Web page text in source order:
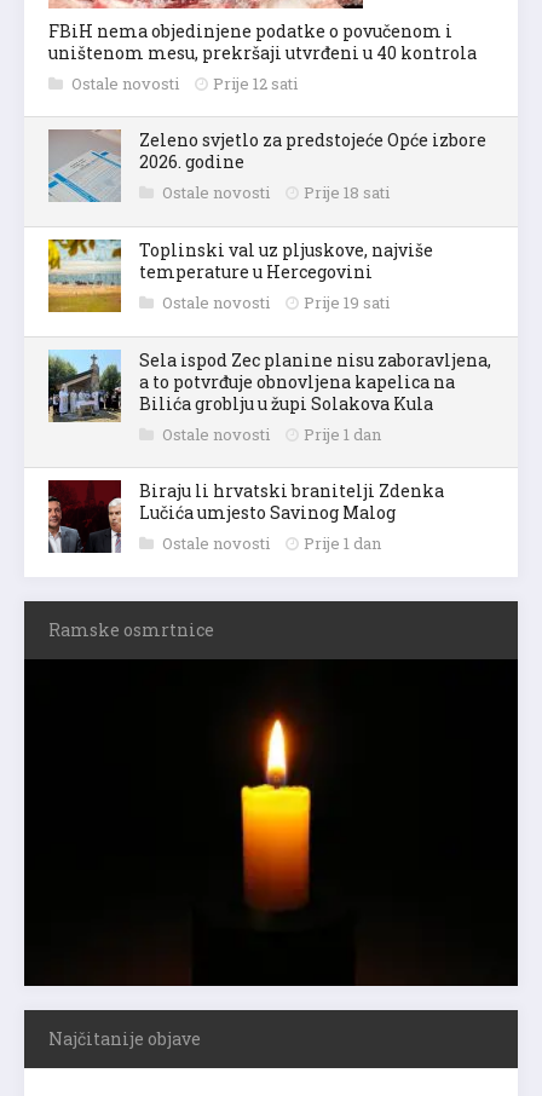
FBiH nema objedinjene podatke o povučenom i
uništenom mesu, prekršaji utvrđeni u 40 kontrola
Ostale novosti Prije 12 sati
Zeleno svjetlo za predstojeće Opće izbore
2026. godine
Ostale novosti Prije 18 sati
Toplinski val uz pljuskove, najviše
temperature u Hercegovini
Ostale novosti Prije 19 sati
Sela ispod Zec planine nisu zaboravljena,
a to potvrđuje obnovljena kapelica na
Bilića groblju u župi Solakova Kula
Ostale novosti Prije 1 dan
Biraju li hrvatski branitelji Zdenka
Lučića umjesto Savinog Malog
Ostale novosti Prije 1 dan
Ramske osmrtnice
Najčitanije objave